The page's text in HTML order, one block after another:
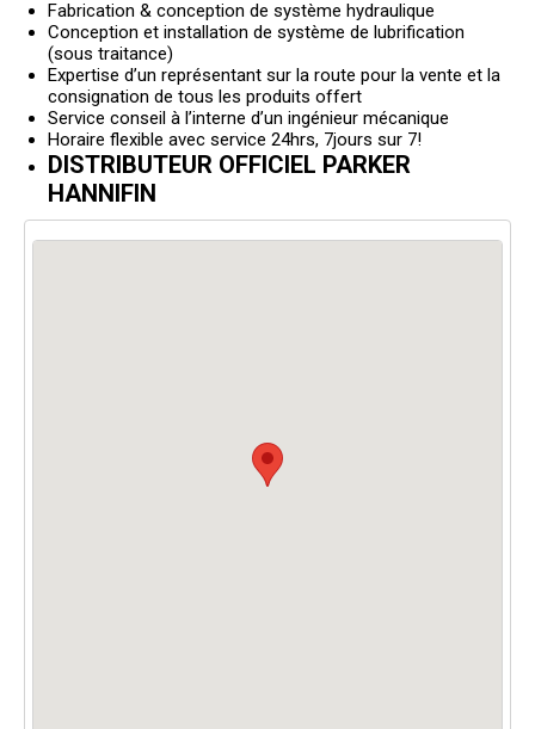
Fabrication & conception de système hydraulique
Conception et installation de système de lubrification
(sous traitance)
Expertise d’un représentant sur la route pour la vente et la
consignation de tous les produits offert
Service conseil à l’interne d’un ingénieur mécanique
Horaire flexible avec service 24hrs, 7jours sur 7!
DISTRIBUTEUR OFFICIEL PARKER
HANNIFIN